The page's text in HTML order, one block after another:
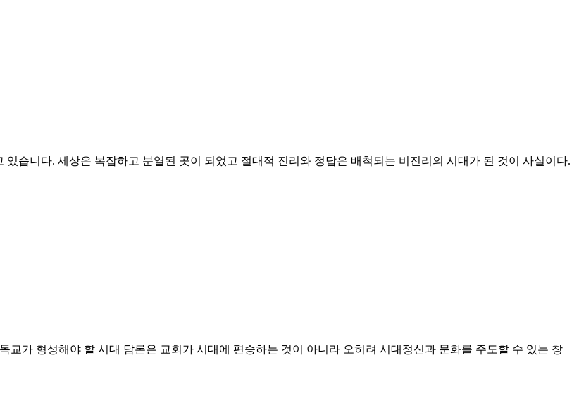
습니다. 세상은 복잡하고 분열된 곳이 되었고 절대적 진리와 정답은 배척되는 비진리의 시대가 된 것이 사실이다.
교가 형성해야 할 시대 담론은 교회가 시대에 편승하는 것이 아니라 오히려 시대정신과 문화를 주도할 수 있는 창